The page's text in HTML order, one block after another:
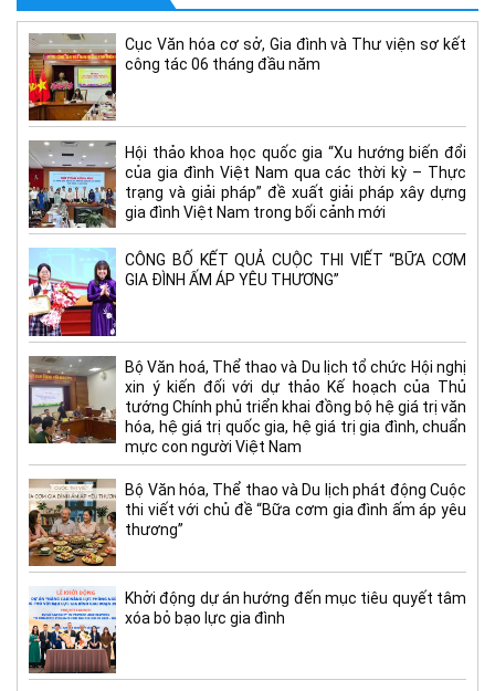
Cục Văn hóa cơ sở, Gia đình và Thư viện sơ kết
công tác 06 tháng đầu năm
Hội thảo khoa học quốc gia “Xu hướng biến đổi
của gia đình Việt Nam qua các thời kỳ – Thực
trạng và giải pháp” đề xuất giải pháp xây dựng
gia đình Việt Nam trong bối cảnh mới
CÔNG BỐ KẾT QUẢ CUỘC THI VIẾT “BỮA CƠM
GIA ĐÌNH ẤM ÁP YÊU THƯƠNG”
Bộ Văn hoá, Thể thao và Du lịch tổ chức Hội nghị
xin ý kiến đối với dự thảo Kế hoạch của Thủ
tướng Chính phủ triển khai đồng bộ hệ giá trị văn
hóa, hệ giá trị quốc gia, hệ giá trị gia đình, chuẩn
mực con người Việt Nam
Bộ Văn hóa, Thể thao và Du lịch phát động Cuộc
thi viết với chủ đề “Bữa cơm gia đình ấm áp yêu
thương”
Khởi động dự án hướng đến mục tiêu quyết tâm
xóa bỏ bạo lực gia đình